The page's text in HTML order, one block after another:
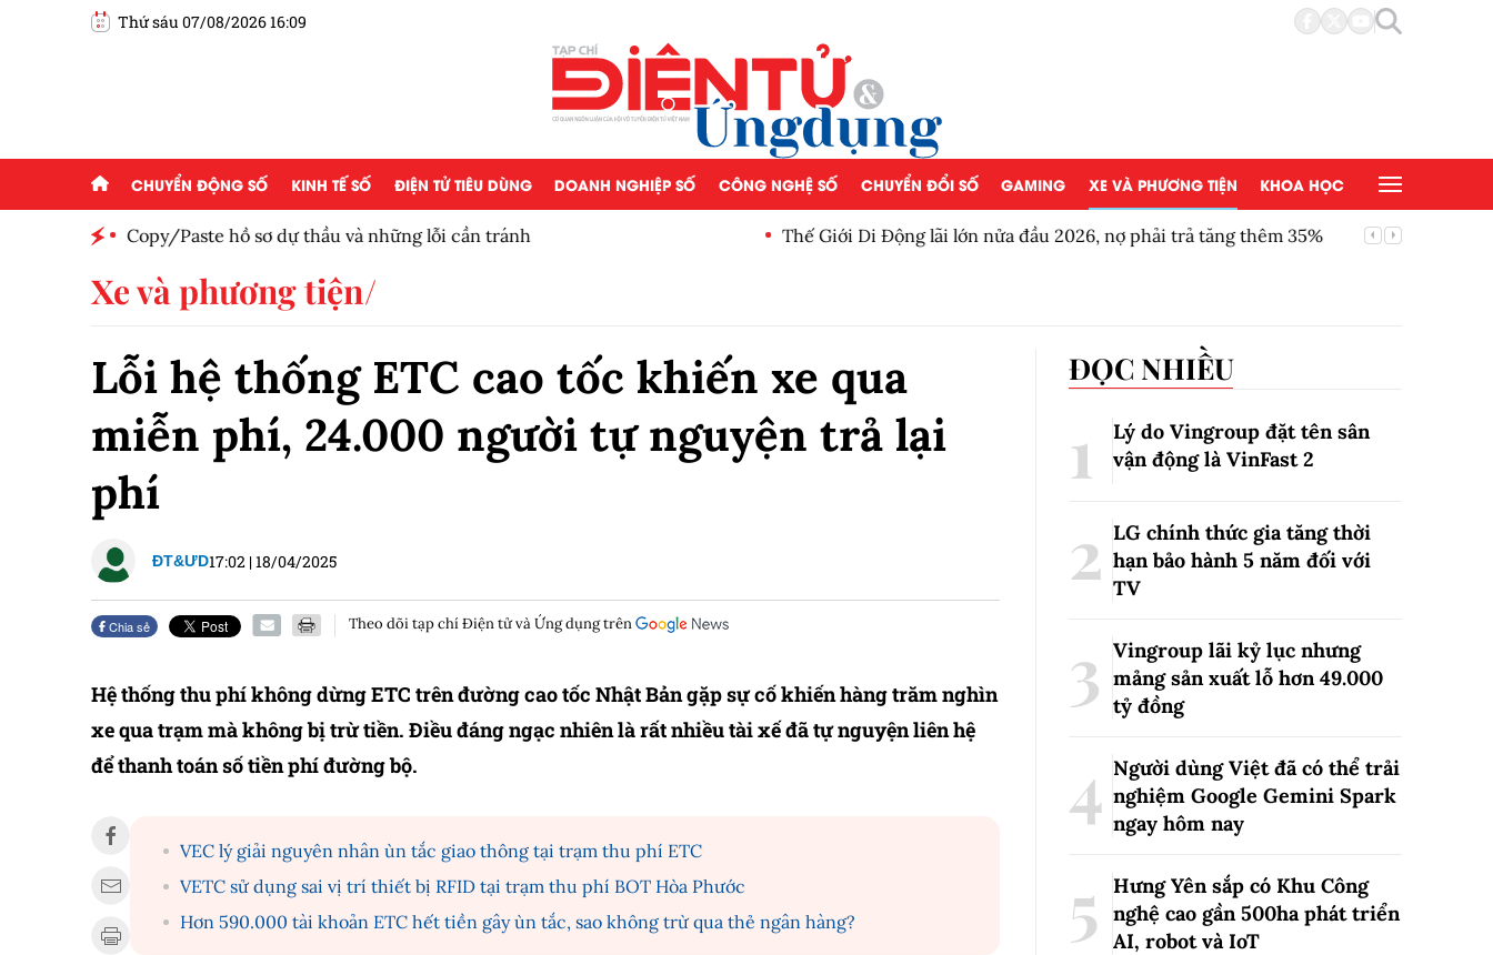
Thứ sáu 07/08/2026 16:09
CHUYỂN ĐỘNG SỐ KINH TẾ SỐ ĐIỆN TỬ TIÊU DÙNG DOANH NGHIỆP SỐ CÔNG NGHỆ SỐ CHUYỂN ĐỔI SỐ GAMING XE VÀ PHƯƠNG TIỆN KHOA HỌC
Copy/Paste hồ sơ dự thầu và những lỗi cần tránh Thế Giới Di Động lãi lớn nửa đầu 2026, nợ phải trả tăng thêm 35%
Xe và phương tiện
Lỗi hệ thống ETC cao tốc khiến xe qua
miễn phí, 24.000 người tự nguyện trả lại
phí
ĐT&ƯD17:02 |18/04/2025
Chia sẻ Theo dõi tạp chí Điện tử và Ứng dụng trên
Hệ thống thu phí không dừng ETC trên đường cao tốc Nhật Bản gặp sự cố khiến hàng trăm nghìn
xe qua trạm mà không bị trừ tiền. Điều đáng ngạc nhiên là rất nhiều tài xế đã tự nguyện liên hệ
để thanh toán số tiền phí đường bộ.
VEC lý giải nguyên nhân ùn tắc giao thông tại trạm thu phí ETC
VETC sử dụng sai vị trí thiết bị RFID tại trạm thu phí BOT Hòa Phước
Hơn 590.000 tài khoản ETC hết tiền gây ùn tắc, sao không trừ qua thẻ ngân hàng?
ĐỌC NHIỀU
Lý do Vingroup đặt tên sân
vận động là VinFast2
LG chính thức gia tăng thời
hạn bảo hành 5 năm đối với
TV
Vingroup lãi kỷ lục nhưng
mảng sản xuất lỗ hơn 49.000
tỷ đồng
Người dùng Việt đã có thể trải
nghiệm Google Gemini Spark
ngay hôm nay
Hưng Yên sắp có Khu Công
nghệ cao gần 500ha phát triển
AI, robot và IoT